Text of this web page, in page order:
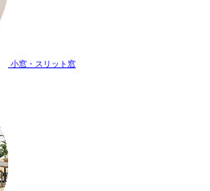
小窓・スリット窓